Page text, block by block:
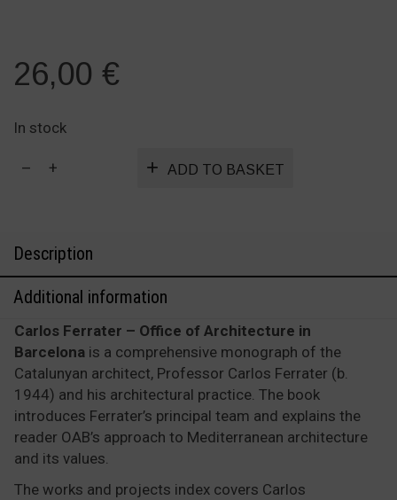
26,00 €
In stock
of
Architecture
Barcelona
quantity
ADD TO BASKET
Description
Additional information
Carlos Ferrater – Office of Architecture in
Barcelona is a comprehensive monograph of the
Catalunyan architect, Professor Carlos Ferrater (b.
1944) and his architectural practice. The book
introduces Ferrater’s principal team and explains the
reader OAB’s approach to Mediterranean architecture
and its values.
The works and projects index covers Carlos